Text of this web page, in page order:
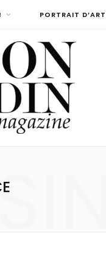
PORTRAIT